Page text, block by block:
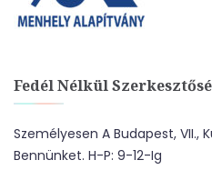
Fedél Nélkül
Személyesen A Budapest, VII.,
Bennünket. H-P: 9-12-Ig